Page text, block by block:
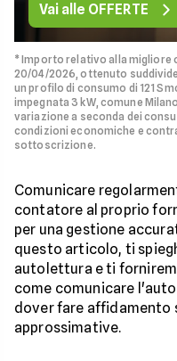
Vai alle OFFERTE
* Importo relativo alla migliore
20/04/2026, ottenuto
un profilo di consumo di 121
impegnata 3 kW, comune
variazione a seconda dei
condizioni economiche e
sottoscrizione.
Comunicare
contatore al proprio
per una gestione
questo articolo, ti
autolettura e ti
come comunicare
dover fare affidamento
approssimative.